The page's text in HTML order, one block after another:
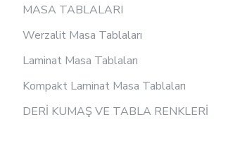
MASA TABLALARI
Werzalit Masa Tablaları
Laminat Masa Tablaları
Kompakt Laminat Masa Tablaları
DERİ KUMAŞ VE TABLA RENKLERİ